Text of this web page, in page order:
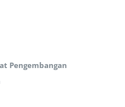
Pengembangan